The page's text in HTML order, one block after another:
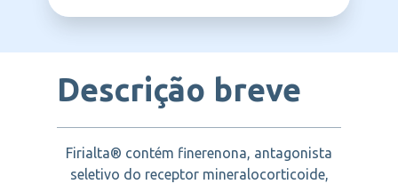
Descrição breve
Firialta® contém finerenona, antagonista
seletivo do receptor mineralocorticoide,